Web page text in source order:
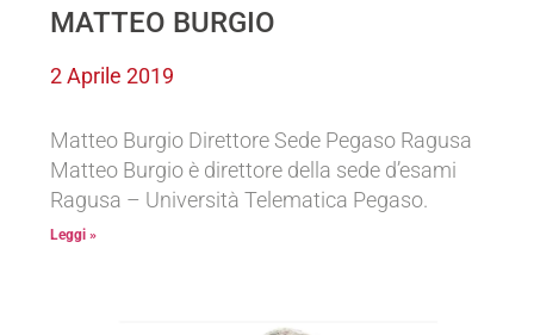
MATTEO BURGIO
2 Aprile 2019
Matteo Burgio Direttore Sede Pegaso Ragusa
Matteo Burgio è direttore della sede d’esami
Ragusa – Università Telematica Pegaso.
Leggi »